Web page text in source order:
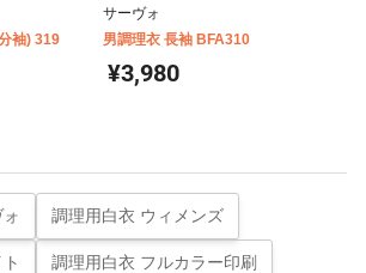
袖) 319
サーヴォ
男調理衣 長袖 BFA310
¥3,980
調理用白衣 ウィメンズ
調理用白衣 フルカラー印刷